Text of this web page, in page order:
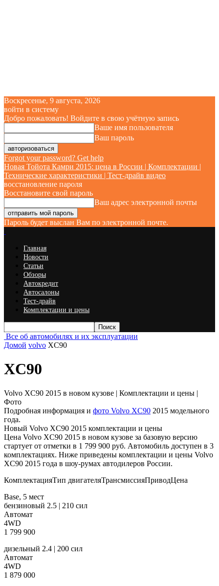
Воскресенье, 9 августа, 2026
войти в систему
Добро пожаловать! Войдите в свою учётную запись
Ваше имя пользователя
Ваш пароль
Forgot your password? Get help
Новая Тойота Камри 2015: цена в России | Комплектации |
Технические характеристики | Тест-драйв видео
восстановление пароля
Восстановите свой пароль
Ваш адрес электронной почты
Пароль будет выслан Вам по электронной почте.
Главная
Новости
Статьи
Обзоры
Автокредит
Автосалоны
Тест-драйв
Комплектации и цены
Все об автомобилях и их эксплуатации
Домой volvo XC90
XC90
Volvo XC90 2015 в новом кузове | Комплектации и цены |
Фото
Подробная информация и фото Volvo XC90 2015 модельного
года.
Новый Volvo XC90 2015 комплектации и цены
Цена Volvo XC90 2015 в новом кузове за базовую версию
стартует от отметки в 1 799 900 руб. Автомобиль доступен в 3
комплектациях. Ниже приведены комплектации и цены Volvo
XC90 2015 года в шоу-румах автодилеров России.
КомплектацияТип двигателяТрансмиссияПриводЦена
Base, 5 мест
бензиновый 2.5 | 210 сил
Автомат
4WD
1 799 900
дизельный 2.4 | 200 сил
Автомат
4WD
1 879 000